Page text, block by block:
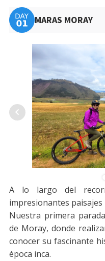
MARAS MORAY
A lo largo del
impresionantes
Nuestra primera
de Moray, donde
conocer su fascinante
época inca.